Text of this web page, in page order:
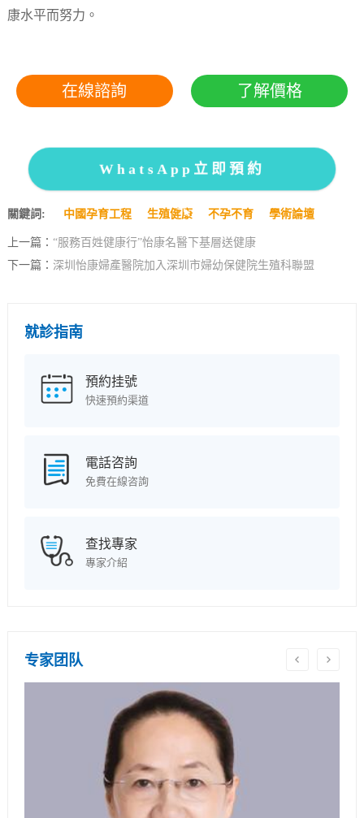
康水平而努力。
在線諮詢 了解價格
WhatsApp立即預約
關鍵詞: 中國孕育工程 生殖健康 不孕不育 學術論壇
上一篇： “服務百姓健康行”怡康名醫下基層送健康
下一篇： 深圳怡康婦產醫院加入深圳市婦幼保健院生殖科聯盟
就診指南
預約挂號
快速預約渠道
電話咨詢
免費在線咨詢
查找專家
專家介紹
专家团队